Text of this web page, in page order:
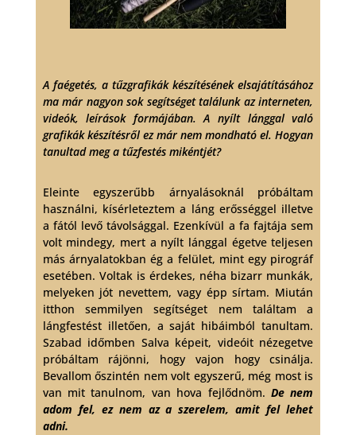
A faégetés, a tűzgrafikák készítésének elsajátításához
ma már nagyon sok segítséget találunk az interneten,
videók, leírások formájában. A nyílt lánggal való
grafikák készítésről ez már nem mondható el. Hogyan
tanultad meg a tűzfestés mikéntjét?
Eleinte egyszerűbb árnyalásoknál próbáltam
használni, kísérleteztem a láng erősséggel illetve
a fától levő távolsággal. Ezenkívül a fa fajtája sem
volt mindegy, mert a nyílt lánggal égetve teljesen
más árnyalatokban ég a felület, mint egy pirográf
esetében. Voltak is érdekes, néha bizarr munkák,
melyeken jót nevettem, vagy épp sírtam. Miután
itthon semmilyen segítséget nem találtam a
lángfestést illetően, a saját hibáimból tanultam.
Szabad időmben Salva képeit, videóit nézegetve
próbáltam rájönni, hogy vajon hogy csinálja.
Bevallom őszintén nem volt egyszerű, még most is
van mit tanulnom, van hova fejlődnöm. De nem
adom fel, ez nem az a szerelem, amit fel lehet
adni.